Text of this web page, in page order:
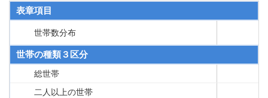
表章項目
世帯数分布
世帯の種類３区分
総世帯
二人以上の世帯